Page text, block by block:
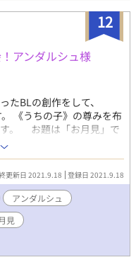
目で見てくださいm(_
12
アンダルシュ様
たBLの創作をして、
《うちの子》の尊みを布
。 お題は「お月見」で
募りましたところ、3個
。月が見れなかった人も
1 キノコ転生～森のキ
×きのこエドヴァルド
龍帝様のお嫁さんにな
に婚約破棄され…にゃ。
ゃ。キルリス王子×カイ
破棄されてしまう。そ
を申し込むのでした。》
更新日 2021.9.18 登録日 2021.9.18
アンダルシュ
見